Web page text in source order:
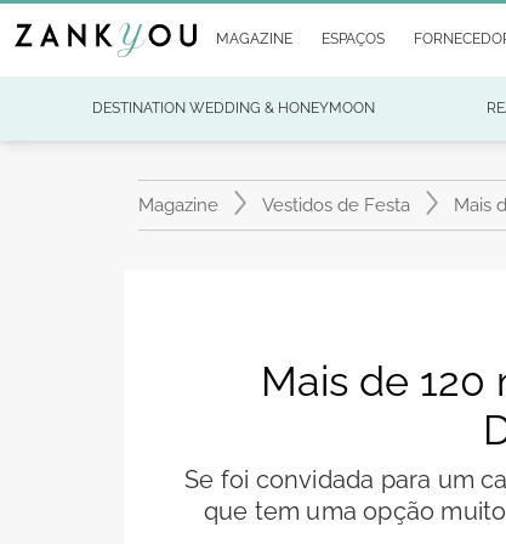
MAGAZINE ESPAÇOS
DESTINATION WEDDING & HONEYMOON
Magazine Vestidos de Festa Mais
Mais de
Se foi convidada para um
que tem uma opção